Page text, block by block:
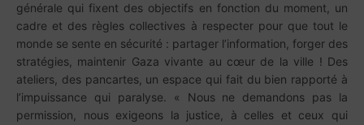
générale qui fixent des objectifs en fonction du moment, un
cadre et des règles collectives à respecter pour que tout le
monde se sente en sécurité : partager l’information, forger des
stratégies, maintenir Gaza vivante au cœur de la ville ! Des
ateliers, des pancartes, un espace qui fait du bien rapporté à
l’impuissance qui paralyse. « Nous ne demandons pas la
permission, nous exigeons la justice, à celles et ceux qui